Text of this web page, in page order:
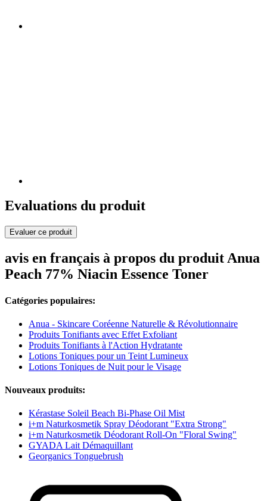
Evaluations du produit
Evaluer ce produit
avis en français à propos du produit Anua
Peach 77% Niacin Essence Toner
Catégories populaires:
Anua - Skincare Coréenne Naturelle & Révolutionnaire
Produits Tonifiants avec Effet Exfoliant
Produits Tonifiants à l'Action Hydratante
Lotions Toniques pour un Teint Lumineux
Lotions Toniques de Nuit pour le Visage
Nouveaux produits:
Kérastase Soleil Beach Bi-Phase Oil Mist
i+m Naturkosmetik Spray Déodorant "Extra Strong"
i+m Naturkosmetik Déodorant Roll-On "Floral Swing"
GYADA Lait Démaquillant
Georganics Tonguebrush